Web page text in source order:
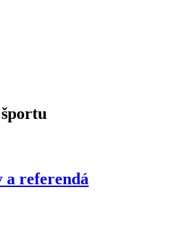
a referendá